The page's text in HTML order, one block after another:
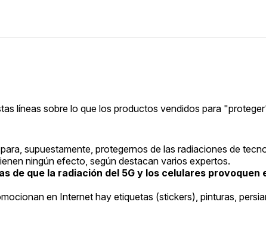
líneas sobre lo que los productos vendidos para
supuestamente, protegernos de las radiaciones de
ningún efecto, según destacan varios expertos.
de que la radiación del 5G y los celulares
en Internet hay etiquetas (stickers), pinturas,